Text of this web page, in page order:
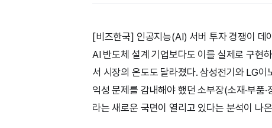
[비즈한국] 인공지능(AI) 서버 투자 경쟁이 데
AI 반도체 설계 기업보다도 이를 실제로 구현
서 시장의 온도도 달라졌다. 삼성전기와 LG
익성 문제를 감내해야 했던 소부장(소재·부품
라는 새로운 국면이 열리고 있다는 분석이 나